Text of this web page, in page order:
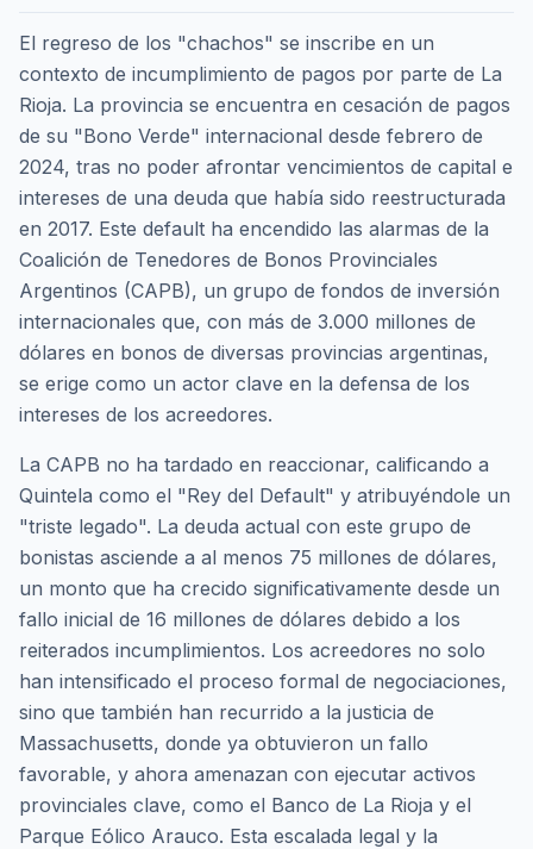
El regreso de los "chachos" se inscribe en un
contexto de incumplimiento de pagos por parte de La
Rioja. La provincia se encuentra en cesación de pagos
de su "Bono Verde" internacional desde febrero de
2024, tras no poder afrontar vencimientos de capital e
intereses de una deuda que había sido reestructurada
en 2017. Este default ha encendido las alarmas de la
Coalición de Tenedores de Bonos Provinciales
Argentinos (CAPB), un grupo de fondos de inversión
internacionales que, con más de 3.000 millones de
dólares en bonos de diversas provincias argentinas,
se erige como un actor clave en la defensa de los
intereses de los acreedores.
La CAPB no ha tardado en reaccionar, calificando a
Quintela como el "Rey del Default" y atribuyéndole un
"triste legado". La deuda actual con este grupo de
bonistas asciende a al menos 75 millones de dólares,
un monto que ha crecido significativamente desde un
fallo inicial de 16 millones de dólares debido a los
reiterados incumplimientos. Los acreedores no solo
han intensificado el proceso formal de negociaciones,
sino que también han recurrido a la justicia de
Massachusetts, donde ya obtuvieron un fallo
favorable, y ahora amenazan con ejecutar activos
provinciales clave, como el Banco de La Rioja y el
Parque Eólico Arauco. Esta escalada legal y la